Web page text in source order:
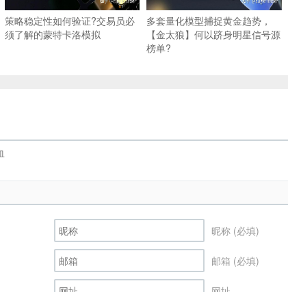
策略稳定性如何验证?交易员必
须了解的蒙特卡洛模拟
多套量化模型捕捉黄金趋势，
【金太狼】何以跻身明星信号源
榜单?
昵称 (必填)
邮箱 (必填)